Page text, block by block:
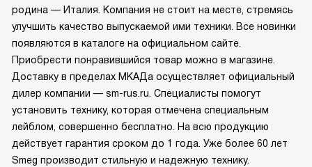
родина — Италия. Компания не стоит на месте, стремясь
улучшить качество выпускаемой ими техники. Все новинки
появляются в каталоге на официальном сайте.
Приобрести понравившийся товар можно в магазине.
Доставку в пределах МКАДа осуществляет официальный
дилер компании — sm-rus.ru. Специалисты помогут
установить технику, которая отмечена специальным
лейблом, совершенно бесплатно. На всю продукцию
действует гарантия сроком до 1 года. Уже более 60 лет
Smeg производит стильную и надежную технику.